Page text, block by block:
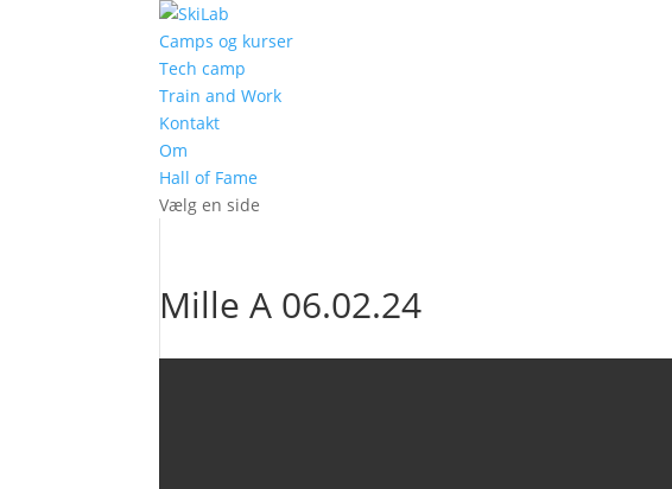
Camps og kurser
Tech camp
Train and Work
Kontakt
Om
Hall of Fame
Vælg en side
Mille A 06.02.24